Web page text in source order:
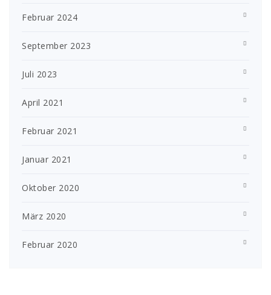
Februar 2024
September 2023
Juli 2023
April 2021
Februar 2021
Januar 2021
Oktober 2020
März 2020
Februar 2020